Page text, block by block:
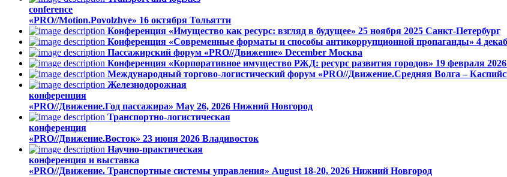
conference
«PRO//Motion.Povolzhye» 16 октября Тольятти
Конференция «Имущество как ресурс: взгляд в будущее» 25 ноября 2025 Санкт-Петербург
Конференция «Современные форматы и способы антикоррупционной пропаганды» 4
Пассажирский форум «PRO//Движение» December Москва
Конференция «Корпоративное имущество РЖД: ресурс развития городов» 19 февраля 2026
Международный торгово-логистический форум «PRO//Движение.Средняя Волга –
Железнодорожная
конференция
«PRO//Движение.Год пассажира» May 26, 2026 Нижний Новгород
Транспортно-логистическая
конференция
«PRO//Движение.Восток» 23 июня 2026 Владивосток
Научно-практическая
конференция и выставка
«PRO//Движение. Транспортные системы управления» August 18-20, 2026 Нижний Новгород